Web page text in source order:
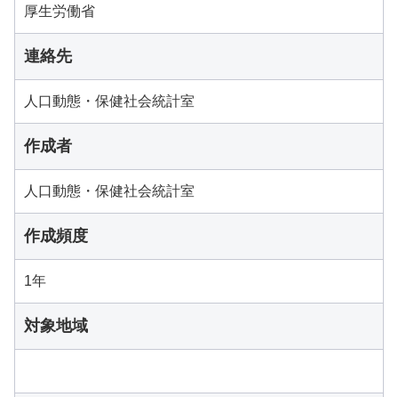
厚生労働省
連絡先
人口動態・保健社会統計室
作成者
人口動態・保健社会統計室
作成頻度
1年
対象地域